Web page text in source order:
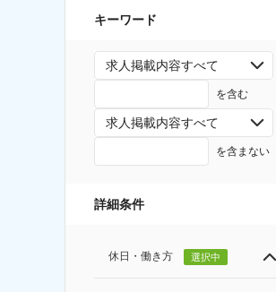
キーワード
求人掲載内容すべて
を含む
求人掲載内容すべて
を含まない
詳細条件
休日・働き方 選択中